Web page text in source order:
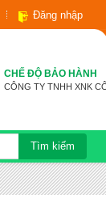
Đăng nhập
CHẾ ĐỘ BẢO HÀNH
CÔNG TY TNHH XNK